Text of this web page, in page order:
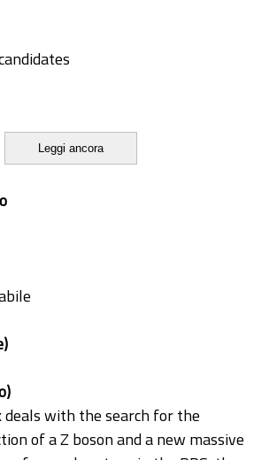
Spectrometer
Leggi ancora
with the search for the
of a Z boson and a new massive